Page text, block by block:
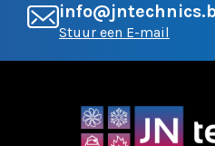
Stuur een E-mail